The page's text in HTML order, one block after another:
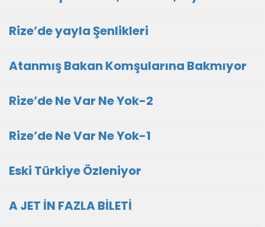
Rize’de yayla Şenlikleri
Atanmış Bakan Komşularına Bakmıyor
Rize’de Ne Var Ne Yok-2
Rize’de Ne Var Ne Yok-1
Eski Türkiye Özleniyor
A JET İN FAZLA BİLETİ